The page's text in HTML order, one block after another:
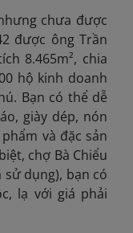
chưa được
được ông Trần
8.465m², chia
hộ kinh doanh
Bạn có thể dễ
giày dép, nón
và đặc sản
chợ Bà Chiểu
dụng), bạn có
lạ với giá phải